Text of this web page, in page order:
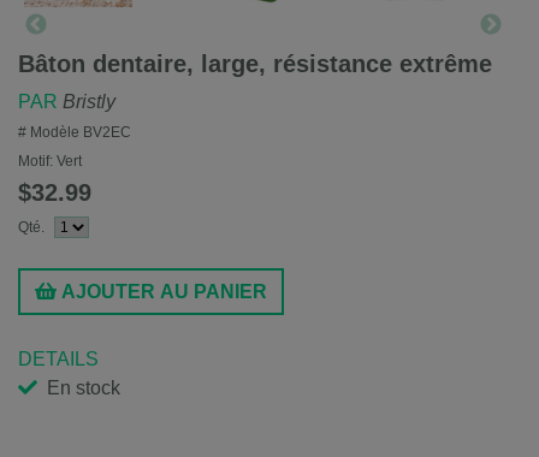
Bâton dentaire, large, résistance extrême
PAR Bristly
# Modèle BV2EC
Motif: Vert
$32.99
Qté.
AJOUTER AU PANIER
DETAILS
En stock